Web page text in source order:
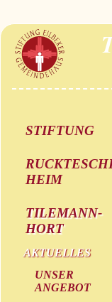
STIFTUNG
HEIM
TILEMANN-
HORT
AKTUELLES
UNSER
ANGEBOT